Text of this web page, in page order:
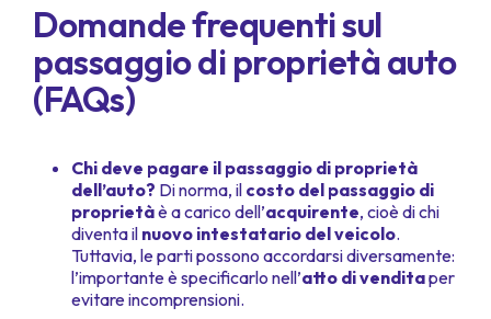
Domande frequenti sul
passaggio di proprietà auto
(FAQs)
Chi deve pagare il passaggio di proprietà
dell’auto? Di norma, il costo del passaggio di
proprietàè a carico dell’acquirente, cioè di chi
diventa il nuovo intestatario del veicolo.
Tuttavia, le parti possono accordarsi diversamente:
l’importante è specificarlo nell’atto di venditaper
evitare incomprensioni.